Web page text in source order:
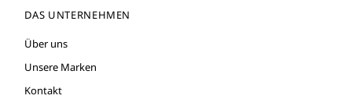
DAS UNTERNEHMEN
Über uns
Unsere Marken
Kontakt